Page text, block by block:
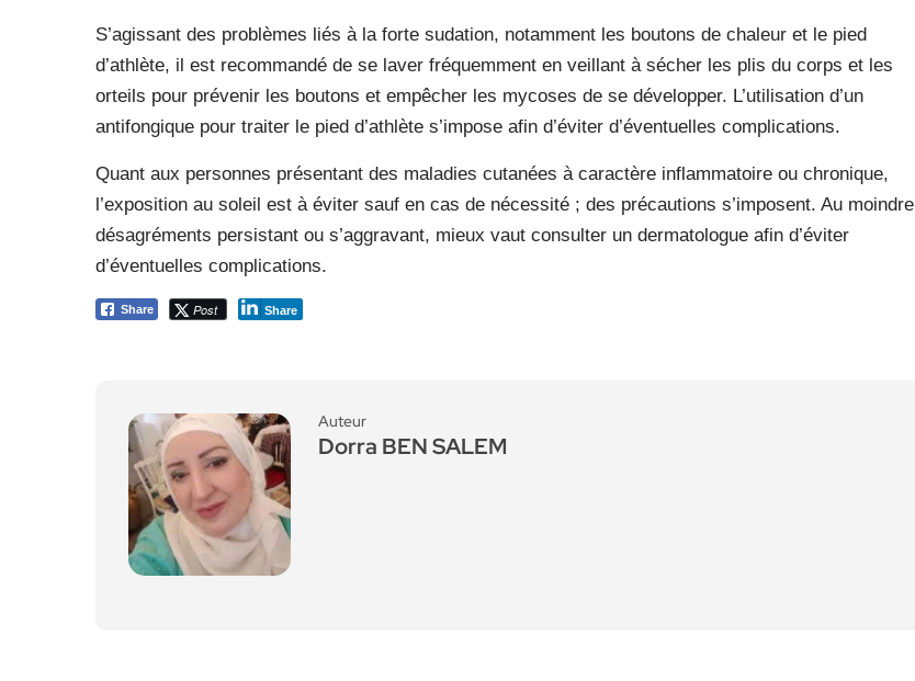
S’agissant des problèmes liés à la forte sudation, notamment les boutons de chaleur et le pied
d’athlète, il est recommandé de se laver fréquemment en veillant à sécher les plis du corps et les
orteils pour prévenir les boutons et empêcher les mycoses de se développer. L’utilisation d’un
antifongique pour traiter le pied d’athlète s’impose afin d’éviter d’éventuelles complications.
Quant aux personnes présentant des maladies cutanées à caractère inflammatoire ou chronique,
l’exposition au soleil est à éviter sauf en cas de nécessité ; des précautions s’imposent. Au moindre
désagréments persistant ou s’aggravant, mieux vaut consulter un dermatologue afin d’éviter
d’éventuelles complications.
Share Post Share
Auteur
Dorra BEN SALEM